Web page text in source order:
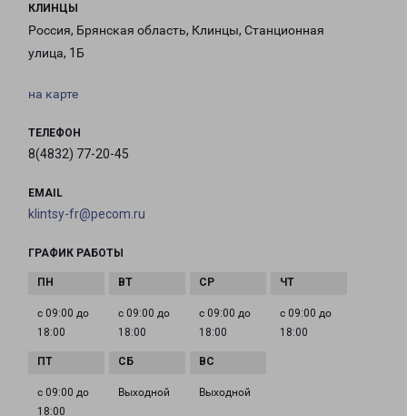
КЛИНЦЫ
Россия, Брянская область, Клинцы, Станционная
улица, 1Б
на карте
ТЕЛЕФОН
8(4832) 77-20-45
EMAIL
klintsy-fr@pecom.ru
ГРАФИК РАБОТЫ
с 09:00 до
18:00
с 09:00 до
18:00
с 09:00 до
18:00
с 09:00 до
18:00
с 09:00 до
18:00
Выходной Выходной